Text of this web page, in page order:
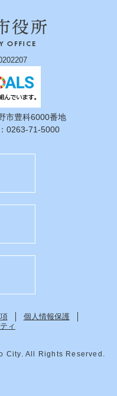
市豊科6000番地
0263-71-5000
個人情報保護
ィ
City. All Rights Reserved.